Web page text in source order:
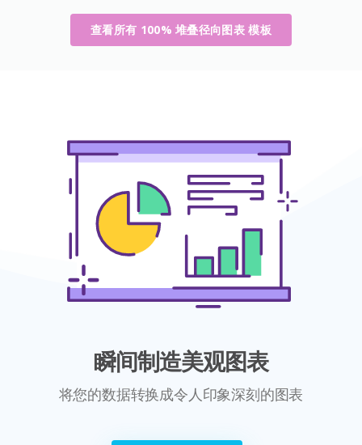
查看所有 100% 堆叠径向图表 模板
瞬间制造美观图表
将您的数据转换成令人印象深刻的图表